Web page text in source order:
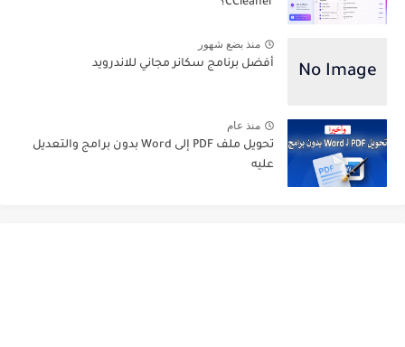
منذ بضع شهور
أفضل برنامج سكانر مجاني للاندرويد
منذ عام
تحويل ملف PDF إلى Word بدون برامج والتعديل
عليه